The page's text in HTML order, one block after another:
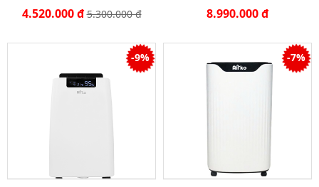
lít/ngày
4.520.000 đ5.300.000 đ 8.990.000 đ
-9% -7%